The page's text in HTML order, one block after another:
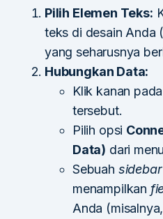
Pilih Elemen Teks:
teks di desain Anda
yang seharusnya
Hubungkan Data:
Klik kanan
tersebut.
Pilih opsi
Data) dari
Sebuah sidebar
menampilkan
Anda (misalnya,